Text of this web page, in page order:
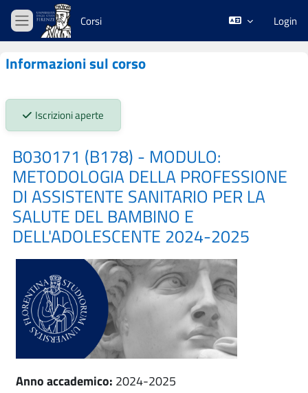
Vai al contenuto principale
Pannello laterale
Corsi Login
Informazioni sul corso
Stato iscrizioni:
Iscrizioni aperte
B030171 (B178) - MODULO:
METODOLOGIA DELLA PROFESSIONE
DI ASSISTENTE SANITARIO PER LA
SALUTE DEL BAMBINO E
DELL'ADOLESCENTE 2024-2025
Anno accademico: 2024-2025